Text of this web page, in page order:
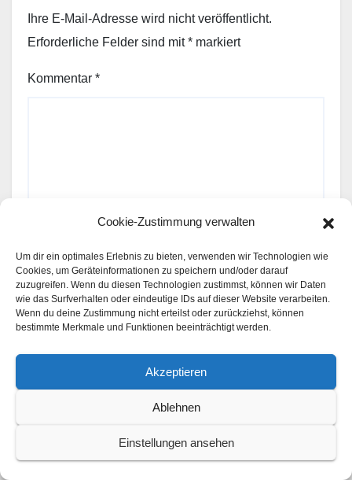
Cookie-Zustimmung verwalten
Um dir ein optimales Erlebnis zu bieten, verwenden wir Technologien wie
Cookies, um Geräteinformationen zu speichern und/oder darauf
zuzugreifen. Wenn du diesen Technologien zustimmst, können wir Daten
wie das Surfverhalten oder eindeutige IDs auf dieser Website verarbeiten.
Wenn du deine Zustimmung nicht erteilst oder zurückziehst, können
bestimmte Merkmale und Funktionen beeinträchtigt werden.
Akzeptieren
Ablehnen
Einstellungen ansehen
Ihre E-Mail-Adresse wird nicht veröffentlicht.
Erforderliche Felder sind mit* markiert
Kommentar *